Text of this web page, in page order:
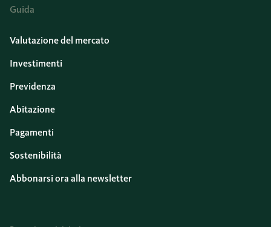
Guida
Valutazione del mercato
Investimenti
Previdenza
Abitazione
Pagamenti
Sostenibilità
Abbonarsi ora alla newsletter